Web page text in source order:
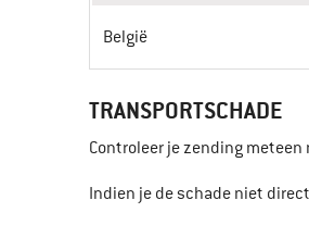
België
TRANSPORTSCHADE
Controleer je zending
Indien je de schade niet